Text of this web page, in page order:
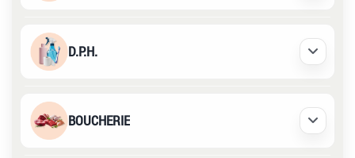
D.P.H. Déplier
BOUCHERIE Déplier